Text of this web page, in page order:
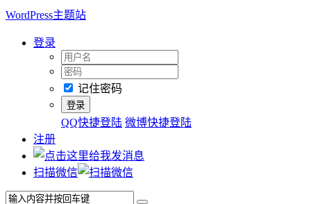
WordPress主题站
登录
记住密码
QQ快捷登陆 微博快捷登陆
注册
扫描微信